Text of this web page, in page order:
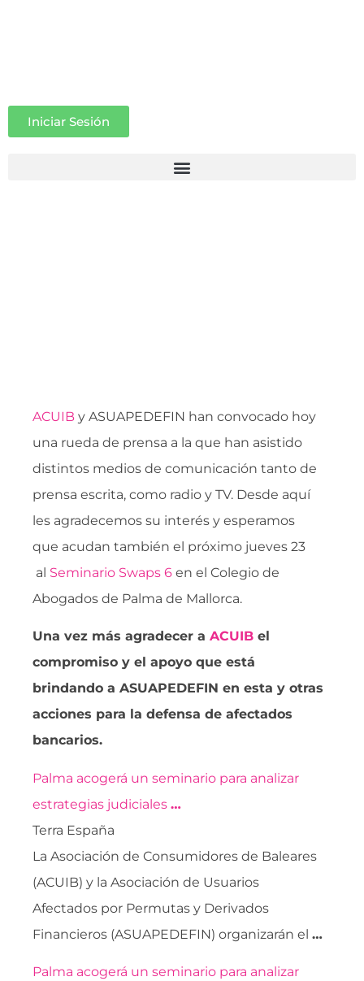
Iniciar Sesión
ACUIB y ASUAPEDEFIN han convocado hoy
una rueda de prensa a la que han asistido
distintos medios de comunicación tanto de
prensa escrita, como radio y TV. Desde aquí
les agradecemos su interés y esperamos
que acudan también el próximo jueves 23
al Seminario Swaps 6 en el Colegio de
Abogados de Palma de Mallorca.
Una vez más agradecer a ACUIB el
compromiso y el apoyo que está
brindando a ASUAPEDEFIN en esta y otras
acciones para la defensa de afectados
bancarios.
Palma acogerá un seminario para analizar
estrategias judiciales …
Terra España
La Asociación de Consumidores de Baleares
(ACUIB) y la Asociación de Usuarios
Afectados por Permutas y Derivados
Financieros (ASUAPEDEFIN) organizarán el …
Palma acogerá un seminario para analizar